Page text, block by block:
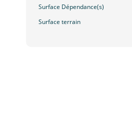
Surface Dépendance(s)
Surface terrain